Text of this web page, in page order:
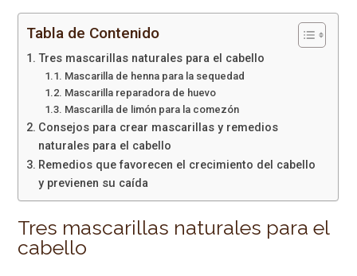
Tabla de Contenido
Tres mascarillas naturales para el cabello
Mascarilla de henna para la sequedad
Mascarilla reparadora de huevo
Mascarilla de limón para la comezón
Consejos para crear mascarillas y remedios
naturales para el cabello
Remedios que favorecen el crecimiento del cabello
y previenen su caída
Tres mascarillas naturales para el
cabello